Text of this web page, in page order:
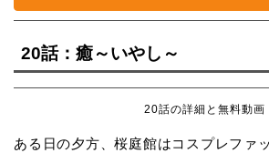
20話：癒～いやし～
20話の詳細と無料動画
ある日の夕方、桜庭館はコスプレファ